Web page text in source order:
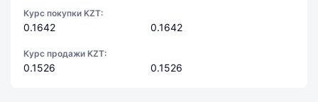
Курс покупки KZT:
0.1642 0.1642
Курс продажи KZT:
0.1526 0.1526